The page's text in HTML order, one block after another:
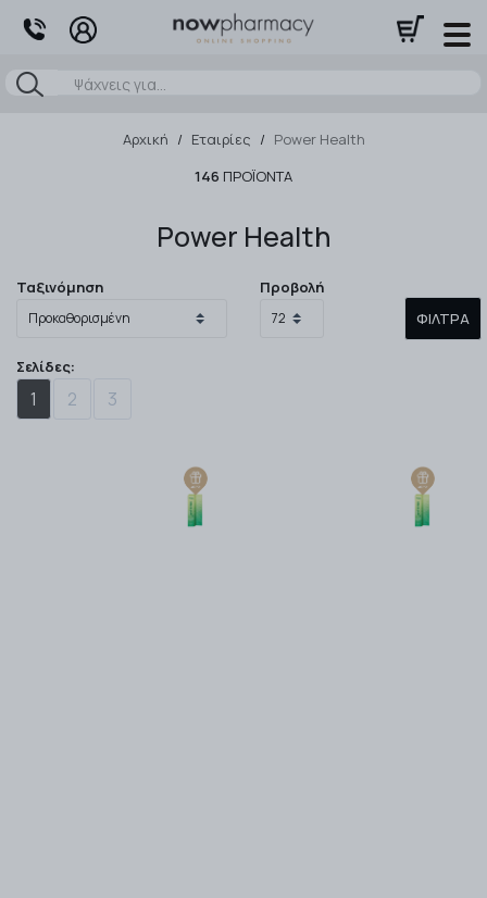
Αναζήτηση
Αρχική / Εταιρίες / Power Health
146 ΠΡΟΪΌΝΤΑ
Power Health
Ταξινόμηση Προβολή
Σελίδες:
1 2 3
ΦΊΛΤΡΑ